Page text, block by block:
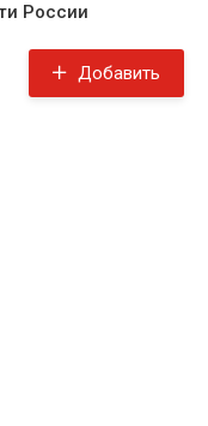
России
Добавить